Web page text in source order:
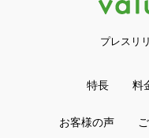
プレスリ
特長 料
お客様の声